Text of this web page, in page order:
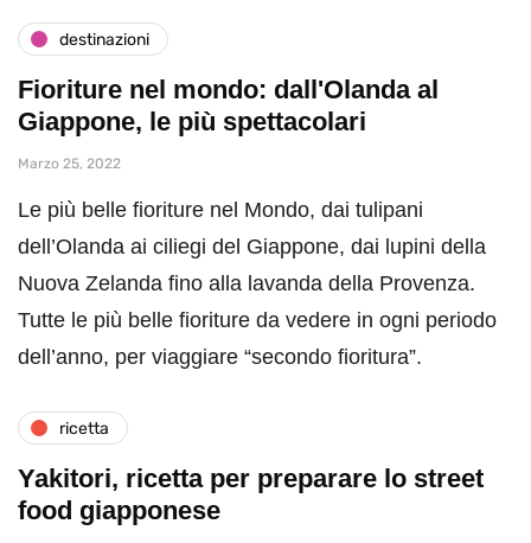
destinazioni
Fioriture nel mondo: dall'Olanda al
Giappone, le più spettacolari
Marzo 25, 2022
Le più belle fioriture nel Mondo, dai tulipani
dell’Olanda ai ciliegi del Giappone, dai lupini della
Nuova Zelanda fino alla lavanda della Provenza.
Tutte le più belle fioriture da vedere in ogni periodo
dell’anno, per viaggiare “secondo fioritura”.
ricetta
Yakitori, ricetta per preparare lo street
food giapponese